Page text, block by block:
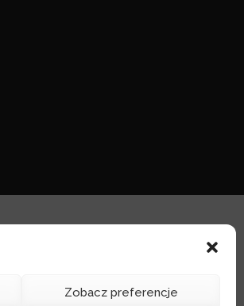
Zobacz preferencje